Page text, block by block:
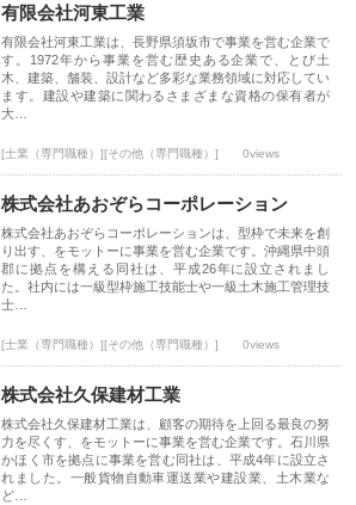
有限会社河東工業
有限会社河東工業は、長野県須坂市で事業を営む企業で
す。1972年から事業を営む歴史ある企業で、とび土
木、建築、舗装、設計など多彩な業務領域に対応してい
ます。建設や建築に関わるさまざまな資格の保有者が
大…
[士業（専門職種）][その他（専門職種）] 0views
株式会社あおぞらコーポレーション
株式会社あおぞらコーポレーションは、型枠で未来を創
り出す、をモットーに事業を営む企業です。沖縄県中頭
郡に拠点を構える同社は、平成26年に設立されまし
た。社内には一級型枠施工技能士や一級土木施工管理技
士…
[士業（専門職種）][その他（専門職種）] 0views
株式会社久保建材工業
株式会社久保建材工業は、顧客の期待を上回る最良の努
力を尽くす、をモットーに事業を営む企業です。石川県
かほく市を拠点に事業を営む同社は、平成4年に設立さ
れました。一般貨物自動車運送業や建設業、土木業な
ど…